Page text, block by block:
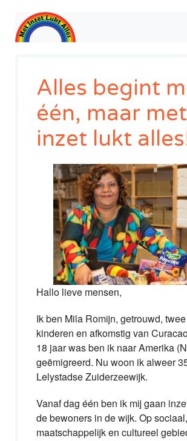
Alles begint
één, maar met
inzet lukt
Hallo lieve mensen,
Ik ben Mila Romijn, getrouwd,
kinderen en afkomstig van
18 jaar was ben ik naar Amerika
geëmigreerd. Nu woon ik alweer
Lelystadse Zuiderzeewijk.
Vanaf dag één ben ik mij gaan
de bewoners in de wijk. Op sociaal,
maatschappelijk en cultureel